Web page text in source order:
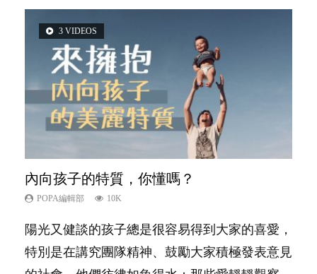
3 VIDEOS
內向孩子的特質，你懂嗎？
POPA編輯部 10K
陽光又健談的孩子總是很容易得到大家的喜愛，
特別是在講究團隊精神、鼓勵大家積極發表意見
6 VIDEOS
孩子能力天注定？
POPA編輯部 7.9K
很多父母都希望孩子係個「叻仔叻女」，學業別
太差，日常自理井井有條。這樣的孩子是萬中無
6 VIDEOS
愛孩子也別忘了愛自己，父母如何關顧自
己的身心靈？
照顧孩子衣食住行、陪同兒女應對功課測驗，還
5 VIDEOS
夫妻必看！經營婚姻，沒捷徑
POPA編輯部 22.9K
你是不是也曾經以為只要跟相愛的人結婚，就自
然能走到白頭，但生了孩子卻發現事情不如你所
2 VIDEOS
想孩子學好外語，點做好？
POPA編輯部 9.9K
有人話學多種語言越早開始越好，有人卻說一時
間太多語言，會令孩子感到混淆，到底誰是誰